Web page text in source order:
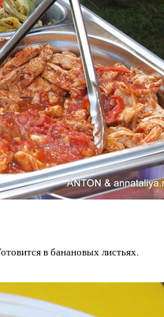
в банановых листьях.